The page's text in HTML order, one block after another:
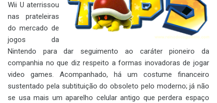
Wii U aterrissou
nas prateleiras
do mercado de
jogos da
Nintendo para dar seguimento ao caráter pioneiro da
companhia no que diz respeito a formas inovadoras de jogar
video games. Acompanhado, há um costume financeiro
sustentado pela subtituição do obsoleto pelo moderno; já não
se usa mais um aparelho celular antigo que perdera espaço